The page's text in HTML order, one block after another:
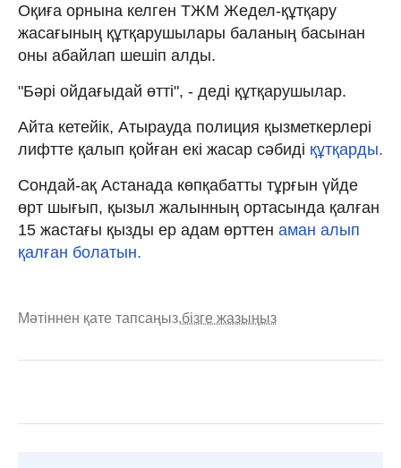
Оқиға орнына келген ТЖМ Жедел-құтқару
жасағының құтқарушылары баланың басынан
оны абайлап шешіп алды.
"Бәрі ойдағыдай өтті", - деді құтқарушылар.
Айта кетейік, Атырауда полиция қызметкерлері
лифтте қалып қойған екі жасар сәбиді құтқарды.
Сондай-ақ Астанада көпқабатты тұрғын үйде
өрт шығып, қызыл жалынның ортасында қалған
15 жастағы қызды ер адам өрттен аман алып
қалған болатын.
Мәтіннен қате тапсаңыз,бізге жазыңыз